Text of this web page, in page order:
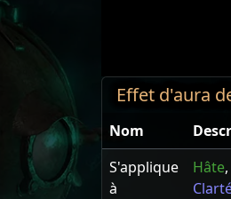
Effet d'aura
Nom
S'applique
à
Hâte,